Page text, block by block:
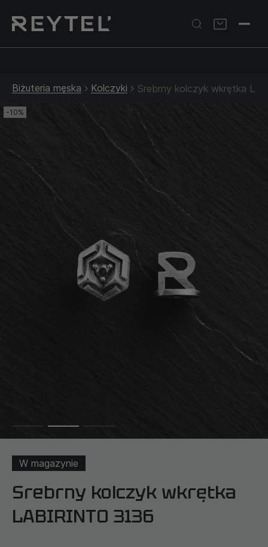
Złota biżuteria: –30% | Do 31.08
Biżuteria męska Kolczyki Srebrny kolczyk wkrętka
-10%
W magazynie
Srebrny kolczyk wkrętka
LABIRINTO 3136